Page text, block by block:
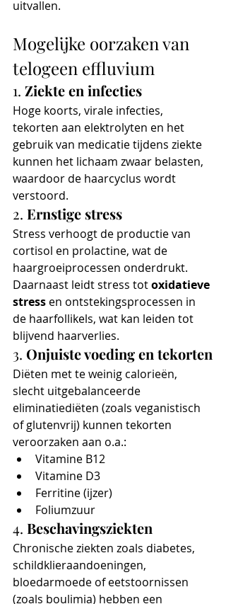
uitvallen.
Mogelijke oorzaken van
telogeen effluvium
1. Ziekte en infecties
Hoge koorts, virale infecties,
tekorten aan elektrolyten en het
gebruik van medicatie tijdens ziekte
kunnen het lichaam zwaar belasten,
waardoor de haarcyclus wordt
verstoord.
2. Ernstige stress
Stress verhoogt de productie van
cortisol en prolactine, wat de
haargroeiprocessen onderdrukt.
Daarnaast leidt stress tot oxidatieve
stress en ontstekingsprocessen in
de haarfollikels, wat kan leiden tot
blijvend haarverlies.
3. Onjuiste voeding en tekorten
Diëten met te weinig calorieën,
slecht uitgebalanceerde
eliminatiediëten (zoals veganistisch
of glutenvrij) kunnen tekorten
veroorzaken aan o.a.:
Vitamine B12
Vitamine D3
Ferritine (ijzer)
Foliumzuur
4. Beschavingsziekten
Chronische ziekten zoals diabetes,
schildklieraandoeningen,
bloedarmoede of eetstoornissen
(zoals boulimia) hebben een